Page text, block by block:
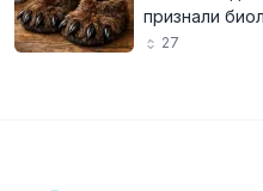
признали
27